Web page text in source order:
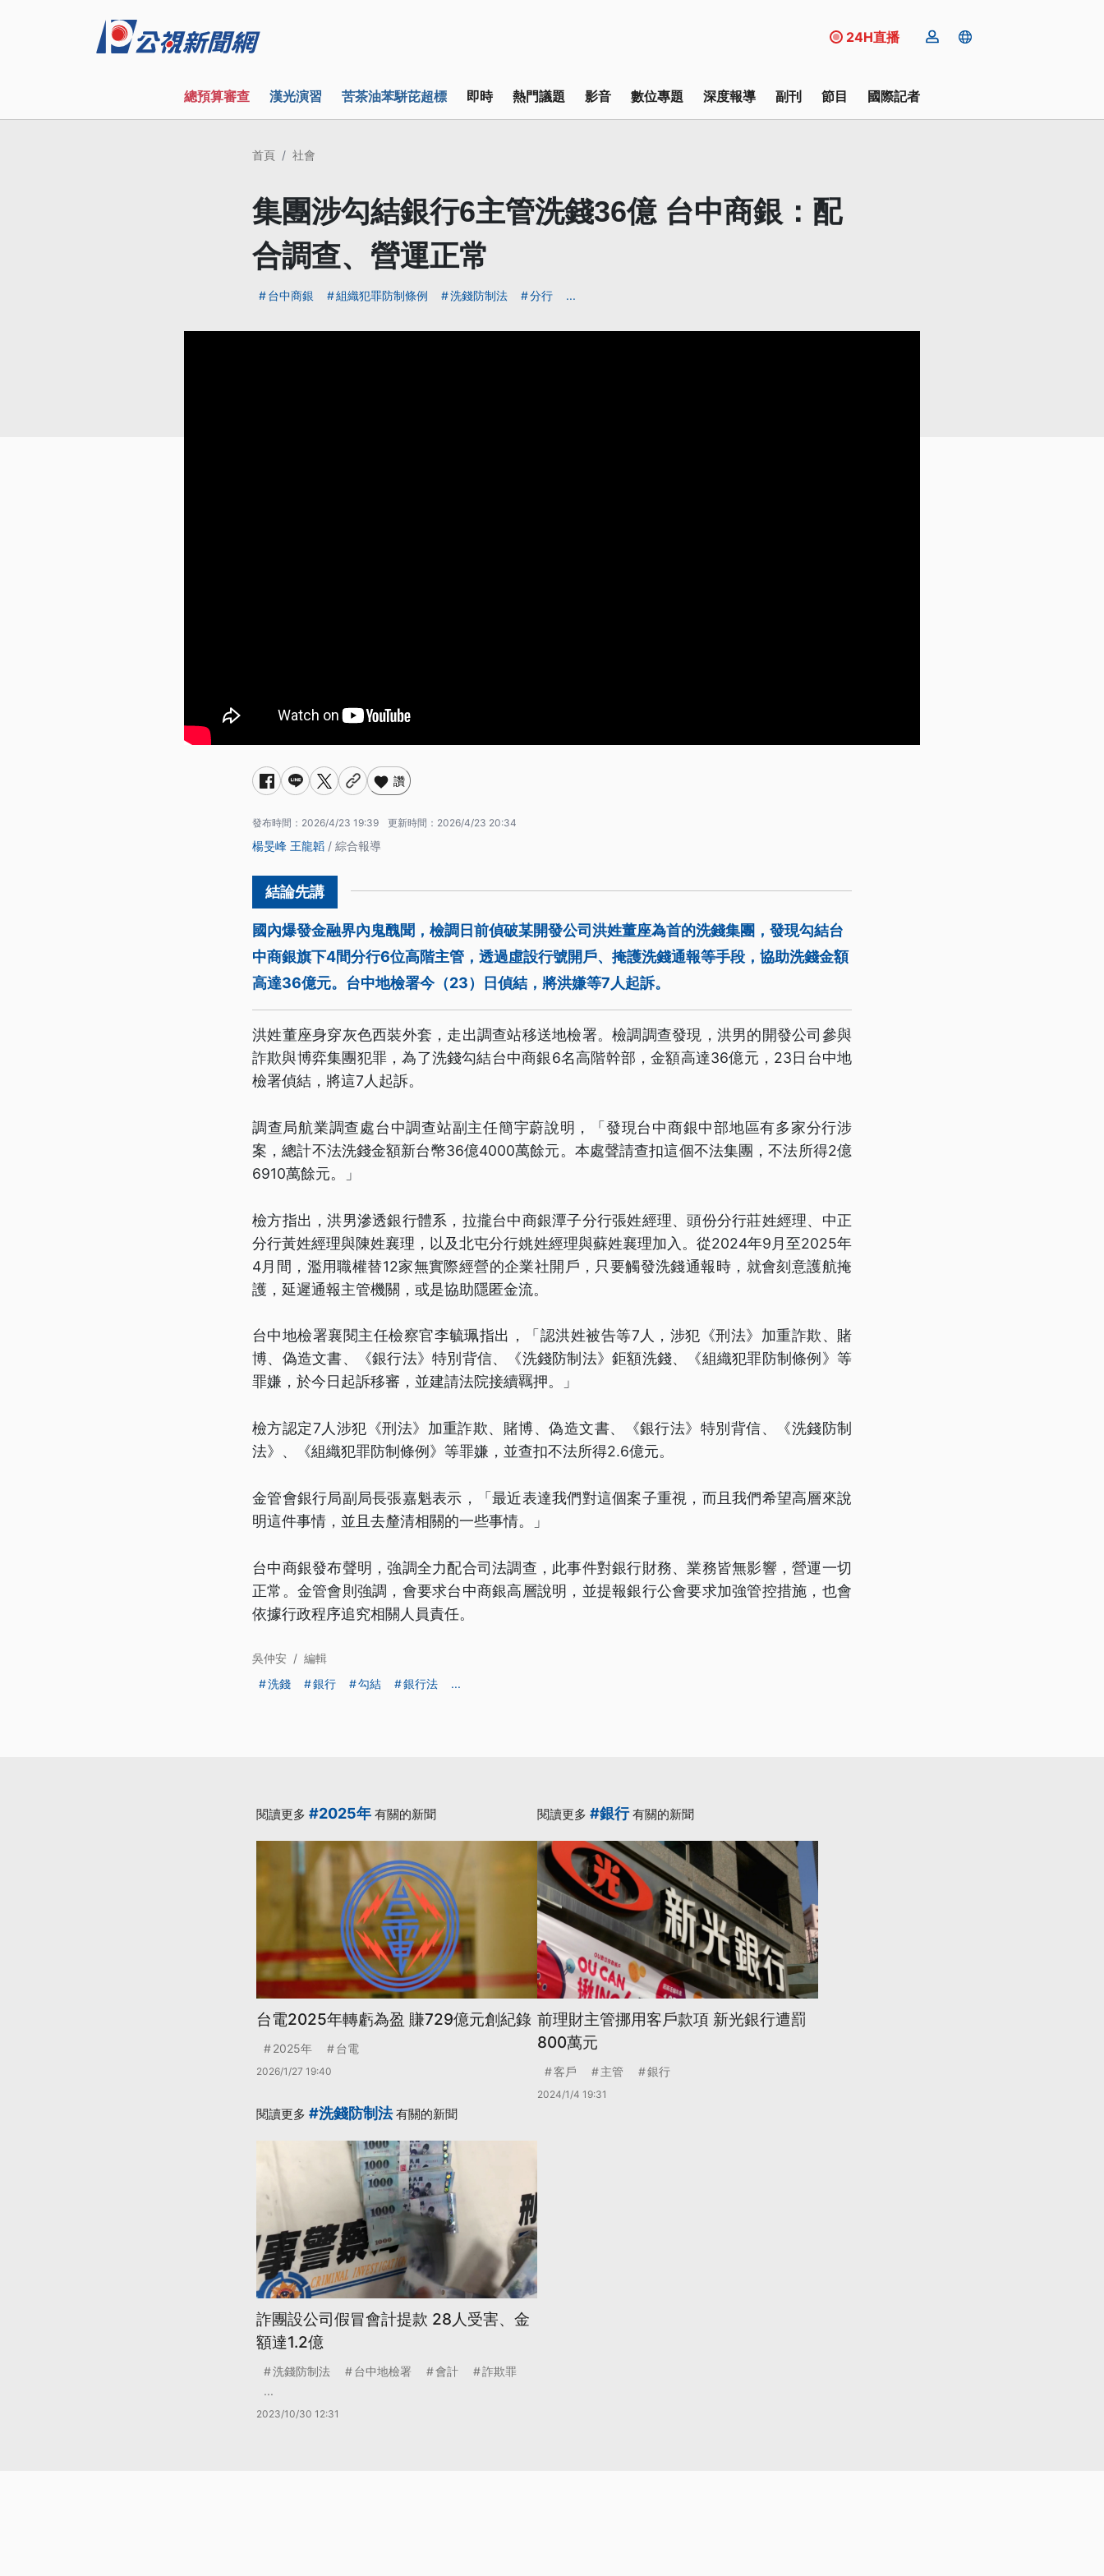
24H直播
總預算審查 漢光演習 苦茶油苯駢芘超標 即時 熱門議題 影音 數位專題 深度報導 副刊 節目 國際記者
首頁 社會
集團涉勾結銀行6主管洗錢36億 台中商銀：配
合調查、營運正常
台中商銀 組織犯罪防制條例 洗錢防制法 分行 ...
讚
發布時間： 2026/4/23 19:39 更新時間： 2026/4/23 20:34
楊旻峰 王龍韜 / 綜合報導
國內爆發金融界內鬼醜聞，檢調日前偵破某開發公司洪姓董座為首的洗錢集團，發現勾結台
中商銀旗下4間分行6位高階主管，透過虛設行號開戶、掩護洗錢通報等手段，協助洗錢金額
高達36億元。台中地檢署今（23）日偵結，將洪嫌等7人起訴。
洪姓董座身穿灰色西裝外套，走出調查站移送地檢署。檢調調查發現，洪男的開發公司參與
詐欺與博弈集團犯罪，為了洗錢勾結台中商銀6名高階幹部，金額高達36億元，23日台中地
檢署偵結，將這7人起訴。
調查局航業調查處台中調查站副主任簡宇蔚說明，「發現台中商銀中部地區有多家分行涉
案，總計不法洗錢金額新台幣36億4000萬餘元。本處聲請查扣這個不法集團，不法所得2億
6910萬餘元。」
檢方指出，洪男滲透銀行體系，拉攏台中商銀潭子分行張姓經理、頭份分行莊姓經理、中正
分行黃姓經理與陳姓襄理，以及北屯分行姚姓經理與蘇姓襄理加入。從2024年9月至2025年
4月間，濫用職權替12家無實際經營的企業社開戶，只要觸發洗錢通報時，就會刻意護航掩
護，延遲通報主管機關，或是協助隱匿金流。
台中地檢署襄閱主任檢察官李毓珮指出，「認洪姓被告等7人，涉犯《刑法》加重詐欺、賭
博、偽造文書、《銀行法》特別背信、《洗錢防制法》鉅額洗錢、《組織犯罪防制條例》等
罪嫌，於今日起訴移審，並建請法院接續羈押。」
檢方認定7人涉犯《刑法》加重詐欺、賭博、偽造文書、《銀行法》特別背信、《洗錢防制
法》、《組織犯罪防制條例》等罪嫌，並查扣不法所得2.6億元。
金管會銀行局副局長張嘉魁表示，「最近表達我們對這個案子重視，而且我們希望高層來說
明這件事情，並且去釐清相關的一些事情。」
台中商銀發布聲明，強調全力配合司法調查，此事件對銀行財務、業務皆無影響，營運一切
正常。金管會則強調，會要求台中商銀高層說明，並提報銀行公會要求加強管控措施，也會
依據行政程序追究相關人員責任。
吳仲安 / 編輯
洗錢
銀行 勾結 銀行法 ...
閱讀更多 #2025年 有關的新聞
台電2025年轉虧為盈 賺729億元創紀錄
2025年 台電
2026/1/27 19:40
閱讀更多 #銀行有關的新聞
前理財主管挪用客戶款項 新光銀行遭罰
800萬元
客戶 主管 銀行
2024/1/4 19:31
閱讀更多 #洗錢防制法有關的新聞
詐團設公司假冒會計提款 28人受害、金
額達1.2億
洗錢防制法 台中地檢署 會計
詐欺罪
...
2023/10/30 12:31